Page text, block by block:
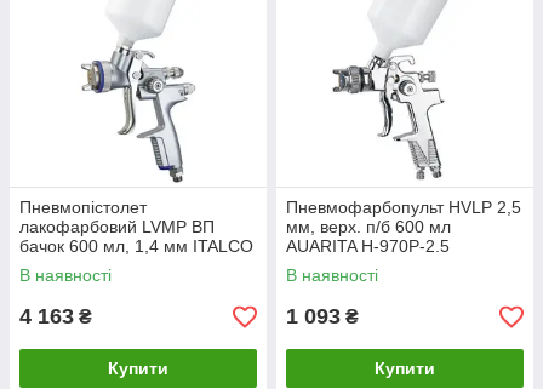
Пневмопістолет
лакофарбовий LVMP ВП
бачок 600 мл, 1,4 мм ITALCO
H-1001A-1.4LM
В наявності
4 163 ₴
Купити
Пневмофарбопульт HVLP 2,5
мм, верх. п/б 600 мл
AUARITA H-970P-2.5
В наявності
1 093 ₴
Купити